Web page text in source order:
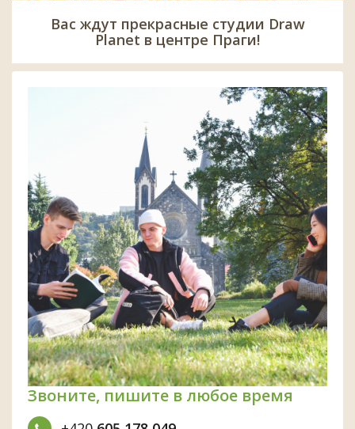
Вас ждут прекрасные студии Draw
Planet в центре Праги!
Звоните, пишите в любое время